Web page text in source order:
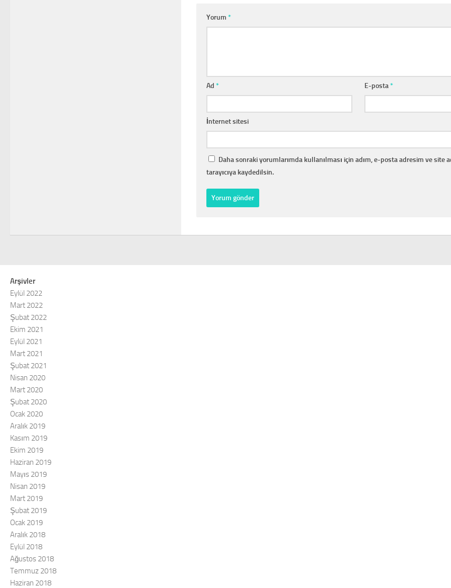
Yorum *
Ad * E-posta*
İnternet sitesi
Daha sonraki yorumlarımda kullanılması için adım, e-posta adresim ve site
tarayıcıya kaydedilsin.
Arşivler
Eylül 2022
Mart 2022
Şubat 2022
Ekim 2021
Eylül 2021
Mart 2021
Şubat 2021
Nisan 2020
Mart 2020
Şubat 2020
Ocak 2020
Aralık 2019
Kasım 2019
Ekim 2019
Haziran 2019
Mayıs 2019
Nisan 2019
Mart 2019
Şubat 2019
Ocak 2019
Aralık 2018
Eylül 2018
Ağustos 2018
Temmuz 2018
Haziran 2018